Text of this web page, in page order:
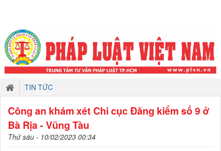
TIN TỨC
Công an khám xét Chi cục Đăng kiểm số 9 ở
Bà Rịa - Vũng Tàu
Thứ sáu - 10/02/2023 00:34